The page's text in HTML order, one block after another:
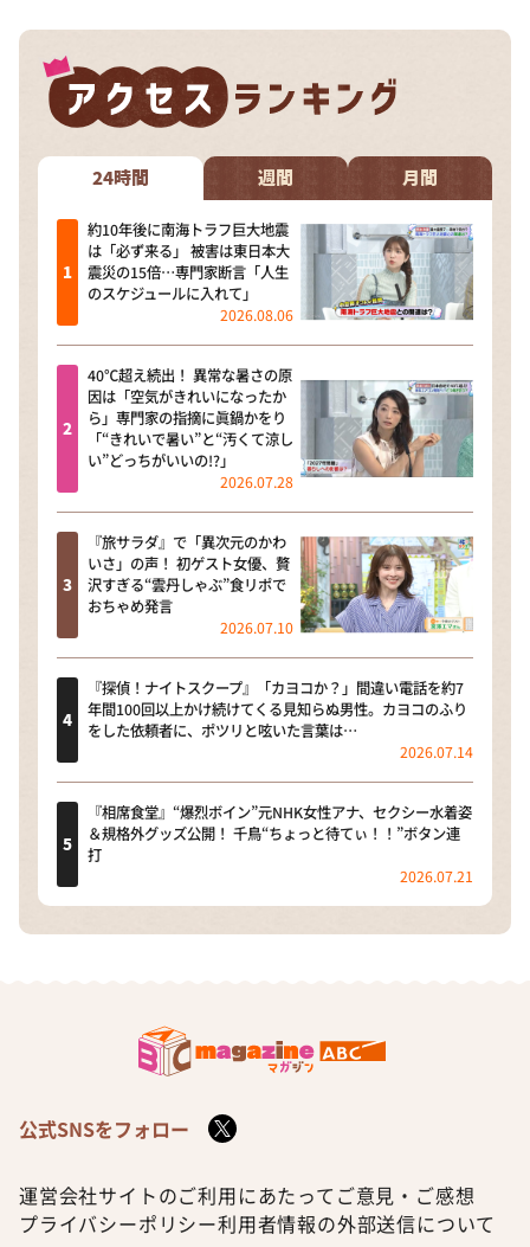
24時間 週間 月間
約10年後に南海トラフ巨大地震
は「必ず来る」 被害は東日本大
震災の15倍…専門家断言「人生
のスケジュールに入れて」
2026.08.06
40℃超え続出！ 異常な暑さの原
因は「空気がきれいになったか
ら」専門家の指摘に眞鍋かをり
「“きれいで暑い”と“汚くて涼し
い”どっちがいいの!?」
2026.07.28
『旅サラダ』で「異次元のかわ
いさ」の声！ 初ゲスト女優、贅
沢すぎる“雲丹しゃぶ”食リポで
おちゃめ発言
2026.07.10
『探偵！ナイトスクープ』「カヨコか？」間違い電話を約7
年間100回以上かけ続けてくる見知らぬ男性。カヨコのふり
をした依頼者に、ポツリと呟いた言葉は…
2026.07.14
『相席食堂』“爆烈ボイン”元NHK女性アナ、セクシー水着姿
＆規格外グッズ公開！ 千鳥“ちょっと待てぃ！！”ボタン連
打
2026.07.21
公式SNSをフォロー
運営会社サイトのご利用にあたって ご意見・ご感想
プライバシーポリシー利用者情報の外部送信について